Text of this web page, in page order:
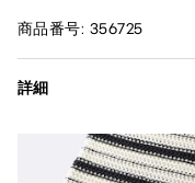
商品番号: 356725
詳細